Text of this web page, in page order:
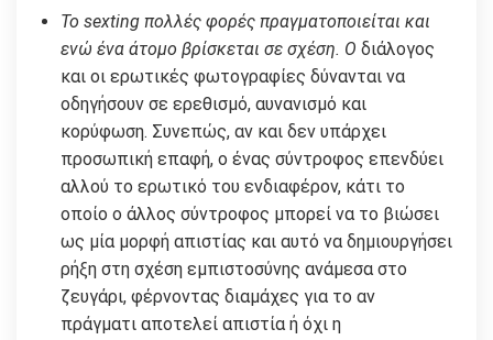
Το sexting πολλές φορές πραγματοποιείται και
ενώ ένα άτομο βρίσκεται σε σχέση. Ο διάλογος
και οι ερωτικές φωτογραφίες δύνανται να
οδηγήσουν σε ερεθισμό, αυνανισμό και
κορύφωση. Συνεπώς, αν και δεν υπάρχει
προσωπική επαφή, ο ένας σύντροφος επενδύει
αλλού το ερωτικό του ενδιαφέρον, κάτι το
οποίο ο άλλος σύντροφος μπορεί να το βιώσει
ως μία μορφή απιστίας και αυτό να δημιουργήσει
ρήξη στη σχέση εμπιστοσύνης ανάμεσα στο
ζευγάρι, φέρνοντας διαμάχες για το αν
πράγματι αποτελεί απιστία ή όχι η